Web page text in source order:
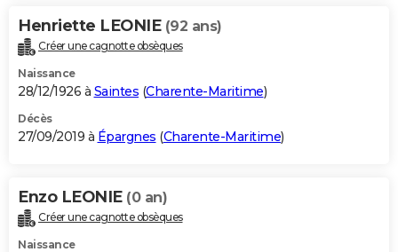
Henriette LEONIE (92 ans)
Créer une cagnotte obsèques
Naissance
28/12/1926 à Saintes (Charente-Maritime)
Décès
27/09/2019 à Épargnes (Charente-Maritime)
Enzo LEONIE (0 an)
Créer une cagnotte obsèques
Naissance